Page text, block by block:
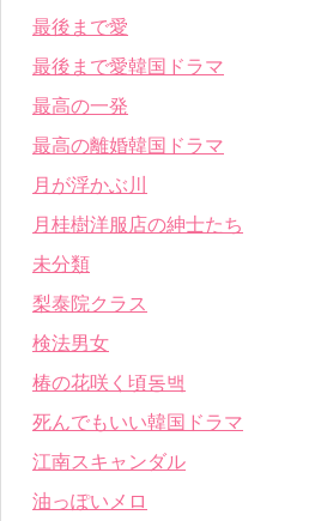
最後まで愛
最後まで愛韓国ドラマ
最高の一発
最高の離婚韓国ドラマ
月が浮かぶ川
月桂樹洋服店の紳士たち
未分類
梨泰院クラス
検法男女
椿の花咲く頃동백
死んでもいい韓国ドラマ
江南スキャンダル
油っぽいメロ